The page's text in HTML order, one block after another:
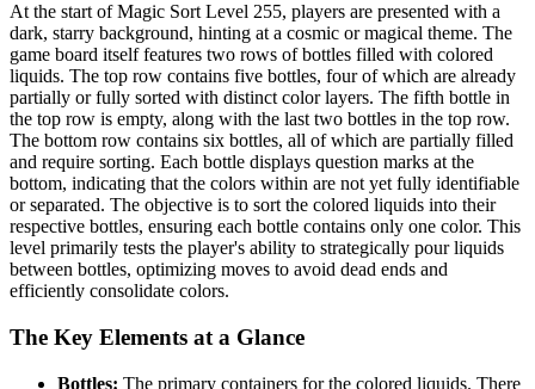
At the start of Magic Sort Level 255, players are presented with a
dark, starry background, hinting at a cosmic or magical theme. The
game board itself features two rows of bottles filled with colored
liquids. The top row contains five bottles, four of which are already
partially or fully sorted with distinct color layers. The fifth bottle in
the top row is empty, along with the last two bottles in the top row.
The bottom row contains six bottles, all of which are partially filled
and require sorting. Each bottle displays question marks at the
bottom, indicating that the colors within are not yet fully identifiable
or separated. The objective is to sort the colored liquids into their
respective bottles, ensuring each bottle contains only one color. This
level primarily tests the player's ability to strategically pour liquids
between bottles, optimizing moves to avoid dead ends and
efficiently consolidate colors.
The Key Elements at a Glance
Bottles: The primary containers for the colored liquids. There